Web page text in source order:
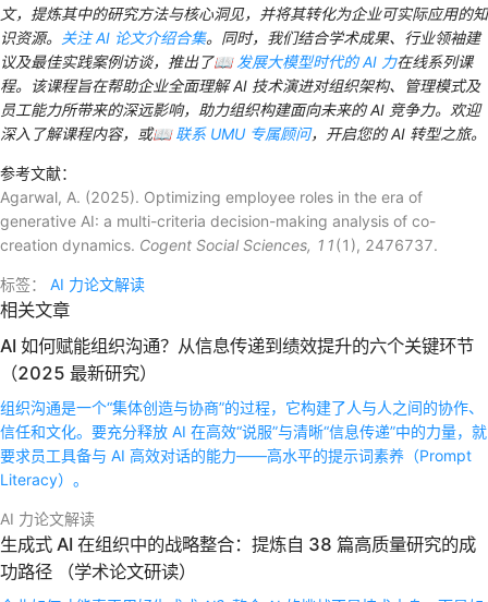
文，提炼其中的研究方法与核心洞见，并将其转化为企业可实际应用的知
识资源。 关注 AI 论文介绍合集。同时，我们结合学术成果、行业领袖建
议及最佳实践案例访谈，推出了📖 发展大模型时代的 AI 力在线系列课
程。该课程旨在帮助企业全面理解 AI 技术演进对组织架构、管理模式及
员工能力所带来的深远影响，助力组织构建面向未来的 AI 竞争力。欢迎
深入了解课程内容，或📖 联系 UMU 专属顾问，开启您的 AI 转型之旅。
参考文献：
Agarwal, A. (2025). Optimizing employee roles in the era of
generative AI: a multi-criteria decision-making analysis of co-
creation dynamics. Cogent Social Sciences, 11(1), 2476737.
标签： AI 力论文解读
相关文章
AI 如何赋能组织沟通？从信息传递到绩效提升的六个关键环节
（2025 最新研究）
组织沟通是一个“集体创造与协商”的过程，它构建了人与人之间的协作、
信任和文化。要充分释放 AI 在高效“说服”与清晰“信息传递”中的力量，就
要求员工具备与 AI 高效对话的能力——高水平的提示词素养（Prompt
Literacy）。
AI 力论文解读
生成式 AI 在组织中的战略整合：提炼自 38 篇高质量研究的成
功路径 （学术论文研读）